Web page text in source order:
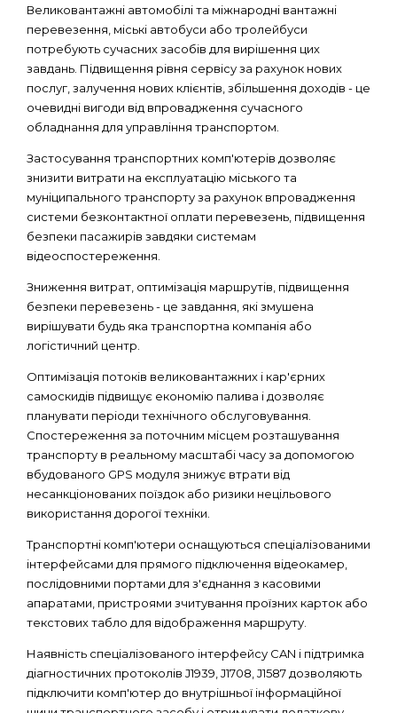
Великовантажні автомобілі та міжнародні вантажні
перевезення, міські автобуси або тролейбуси
потребують сучасних засобів для вирішення цих
завдань. Підвищення рівня сервісу за рахунок нових
послуг, залучення нових клієнтів, збільшення доходів - це
очевидні вигоди від впровадження сучасного
обладнання для управління транспортом.
Застосування транспортних комп'ютерів дозволяє
знизити витрати на експлуатацію міського та
муніципального транспорту за рахунок впровадження
системи безконтактної оплати перевезень, підвищення
безпеки пасажирів завдяки системам
відеоспостереження.
Зниження витрат, оптимізація маршрутів, підвищення
безпеки перевезень - це завдання, які змушена
вирішувати будь яка транспортна компанія або
логістичний центр.
Оптимізація потоків великовантажних і кар'єрних
самоскидів підвищує економію палива і дозволяє
планувати періоди технічного обслуговування.
Спостереження за поточним місцем розташування
транспорту в реальному масштабі часу за допомогою
вбудованого GPS модуля знижує втрати від
несанкціонованих поїздок або ризики нецільового
використання дорогої техніки.
Транспортні комп'ютери оснащуються спеціалізованими
інтерфейсами для прямого підключення відеокамер,
послідовними портами для з'єднання з касовими
апаратами, пристроями зчитування проїзних карток або
текстових табло для відображення маршруту.
Наявність спеціалізованого інтерфейсу CAN і підтримка
діагностичних протоколів J1939, J1708, J1587 дозволяють
підключити комп'ютер до внутрішньої інформаційної